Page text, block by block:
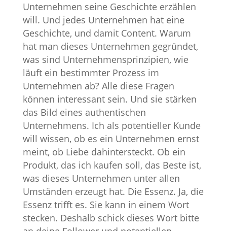
Unternehmen seine Geschichte erzählen
will. Und jedes Unternehmen hat eine
Geschichte, und damit Content. Warum
hat man dieses Unternehmen gegründet,
was sind Unternehmensprinzipien, wie
läuft ein bestimmter Prozess im
Unternehmen ab? Alle diese Fragen
können interessant sein. Und sie stärken
das Bild eines authentischen
Unternehmens. Ich als potentieller Kunde
will wissen, ob es ein Unternehmen ernst
meint, ob Liebe dahintersteckt. Ob ein
Produkt, das ich kaufen soll, das Beste ist,
was dieses Unternehmen unter allen
Umständen erzeugt hat. Die Essenz. Ja, die
Essenz trifft es. Sie kann in einem Wort
stecken. Deshalb schick dieses Wort bitte